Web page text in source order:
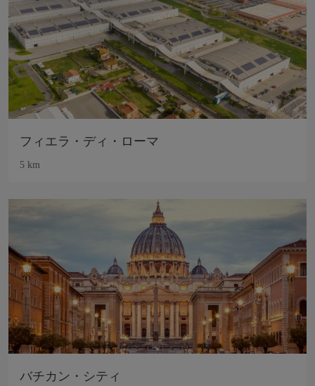
フィエラ・ディ・ローマ
5 km
バチカン・シティ